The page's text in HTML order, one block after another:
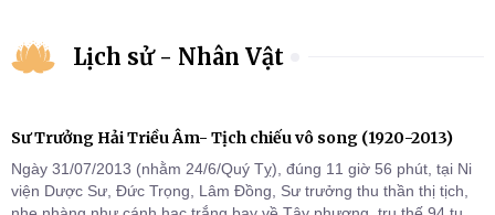
Lịch sử - Nhân Vật
Sư Trưởng Hải Triều Âm- Tịch chiếu vô song (1920-2013)
Ngày 31/07/2013 (nhằm 24/6/Quý Tỵ), đúng 11 giờ 56 phút, tại Ni
viện Dược Sư, Đức Trọng, Lâm Đồng, Sư trưởng thu thần thị tịch,